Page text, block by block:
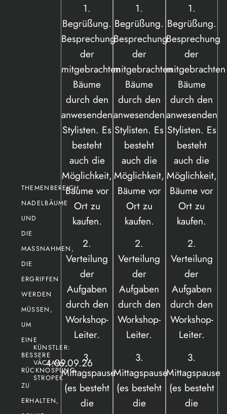
THEMENBEREICH
NADELBÄUME
UND
DIE
MASSNAHMEN, D
IE E
RGRIFFEN W
ERDEN M
ÜSSEN, U
M E
INE B
ESSERE R
ÜCKNOSPUNG Z
U E
RHALTEN, S
KÜNSTLER:
VÁCLAV
STROPEK
4.09.
- 6.09.26
1.
Begrüßung.
Besprechung
der
mitgebrachten
Bäume
durch den
anwesenden
Stylisten. Es
besteht
auch die
Möglichkeit,
Bäume vor
Ort zu
kaufen.
2.
Verteilung
der
Aufgaben
durch den
Workshop-
Leiter.
3.
Mittagspause
(es besteht
die
1.
Begrüßung.
Besprechung
der
mitgebrachten
Bäume
durch den
anwesenden
Stylisten. Es
besteht
auch die
Möglichkeit,
Bäume vor
Ort zu
kaufen.
2.
Verteilung
der
Aufgaben
durch den
Workshop-
Leiter.
3.
Mittagspause
(es besteht
die
1.
Begrüßung.
Besprechung
der
mitgebrachten
Bäume
durch den
anwesenden
Stylisten. Es
besteht
auch die
Möglichkeit,
Bäume vor
Ort zu
kaufen.
2.
Verteilung
der
Aufgaben
durch den
Workshop-
Leiter.
3.
Mittagspause
(es besteht
die